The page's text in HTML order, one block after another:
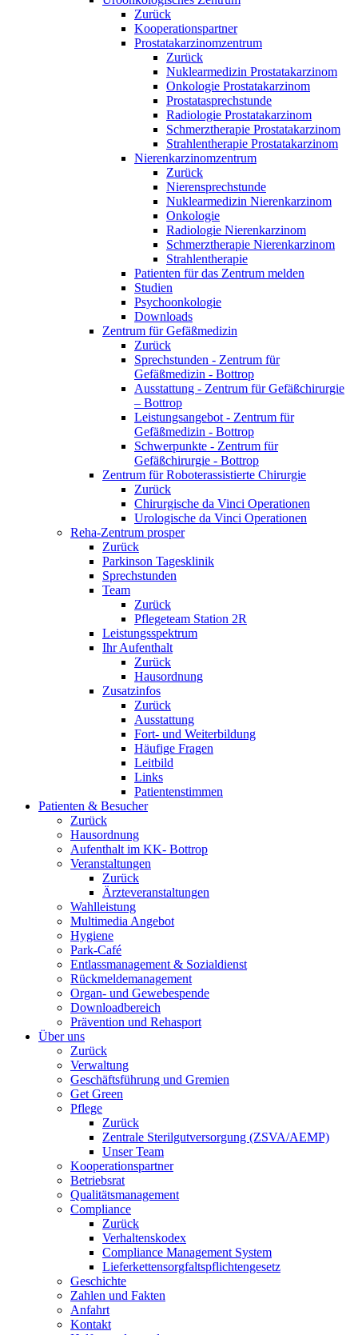
Zurück
Kooperationspartner
Prostatakarzinomzentrum
Zurück
Nuklearmedizin Prostatakarzinom
Onkologie Prostatakarzinom
Prostatasprechstunde
Radiologie Prostatakarzinom
Schmerztherapie Prostatakarzinom
Strahlentherapie Prostatakarzinom
Nierenkarzinomzentrum
Zurück
Nierensprechstunde
Nuklearmedizin Nierenkarzinom
Onkologie
Radiologie Nierenkarzinom
Schmerztherapie Nierenkarzinom
Strahlentherapie
Patienten für das Zentrum melden
Studien
Psychoonkologie
Downloads
Zentrum für Gefäßmedizin
Zurück
Sprechstunden - Zentrum für
Gefäßmedizin - Bottrop
Ausstattung - Zentrum für Gefäßchirurgie
– Bottrop
Leistungsangebot - Zentrum für
Gefäßmedizin - Bottrop
Schwerpunkte - Zentrum für
Gefäßchirurgie - Bottrop
Zentrum für Roboterassistierte Chirurgie
Zurück
Chirurgische da Vinci Operationen
Urologische da Vinci Operationen
Reha-Zentrum prosper
Zurück
Parkinson Tagesklinik
Sprechstunden
Team
Zurück
Pflegeteam Station 2R
Leistungsspektrum
Ihr Aufenthalt
Zurück
Hausordnung
Zusatzinfos
Zurück
Ausstattung
Fort- und Weiterbildung
Häufige Fragen
Leitbild
Links
Patientenstimmen
Patienten & Besucher
Zurück
Hausordnung
Aufenthalt im KK- Bottrop
Veranstaltungen
Zurück
Ärzteveranstaltungen
Wahlleistung
Multimedia Angebot
Hygiene
Park-Café
Entlassmanagement & Sozialdienst
Rückmeldemanagement
Organ- und Gewebespende
Downloadbereich
Prävention und Rehasport
Über uns
Zurück
Verwaltung
Geschäftsführung und Gremien
Get Green
Pflege
Zurück
Zentrale Sterilgutversorgung (ZSVA/AEMP)
Unser Team
Kooperationspartner
Betriebsrat
Qualitätsmanagement
Compliance
Zurück
Verhaltenskodex
Compliance Management System
Lieferkettensorgfaltspflichtengesetz
Geschichte
Zahlen und Fakten
Anfahrt
Kontakt